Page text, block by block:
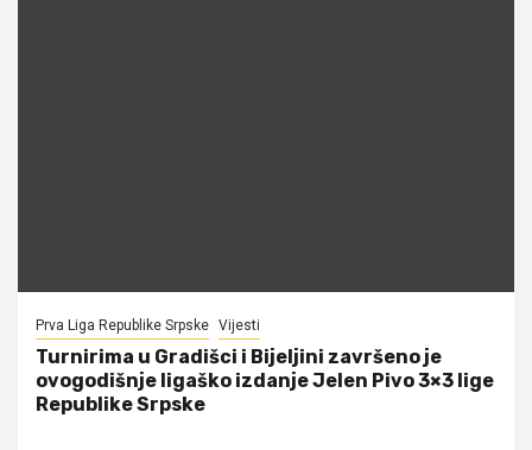
Prva Liga Republike Srpske Vijesti
Turnirima u Gradišci i Bijeljini završeno je
ovogodišnje ligaško izdanje Jelen Pivo 3×3 lige
Republike Srpske